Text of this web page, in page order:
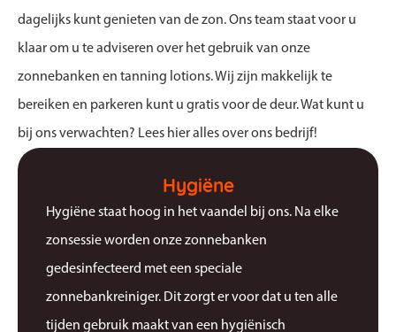
dagelijks kunt genieten van de zon. Ons team staat voor u
klaar om u te adviseren over het gebruik van onze
zonnebanken en tanning lotions. Wij zijn makkelijk te
bereiken en parkeren kunt u gratis voor de deur. Wat kunt u
bij ons verwachten? Lees hier alles over ons bedrijf!
Hygiëne
Hygiëne staat hoog in het vaandel bij ons. Na elke
zonsessie worden onze zonnebanken
gedesinfecteerd met een speciale
zonnebankreiniger. Dit zorgt er voor dat u ten alle
tijden gebruik maakt van een hygiënisch